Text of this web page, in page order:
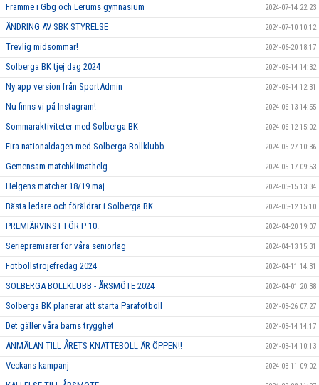
Framme i Gbg och Lerums gymnasium 2024-07-14 22:23
ÄNDRING AV SBK STYRELSE 2024-07-10 10:12
Trevlig midsommar! 2024-06-20 18:17
Solberga BK tjej dag 2024 2024-06-14 14:32
Ny app version från SportAdmin 2024-06-14 12:31
Nu finns vi på Instagram! 2024-06-13 14:55
Sommaraktiviteter med Solberga BK 2024-06-12 15:02
Fira nationaldagen med Solberga Bollklubb 2024-05-27 10:36
Gemensam matchklimathelg 2024-05-17 09:53
Helgens matcher 18/19 maj 2024-05-15 13:34
Bästa ledare och föräldrar i Solberga BK 2024-05-12 15:10
PREMIÄRVINST FÖR P 10. 2024-04-20 19:07
Seriepremiärer för våra seniorlag 2024-04-13 15:31
Fotbollströjefredag 2024 2024-04-11 14:31
SOLBERGA BOLLKLUBB - ÅRSMÖTE 2024 2024-04-01 20:38
Solberga BK planerar att starta Parafotboll 2024-03-26 07:27
Det gäller våra barns trygghet 2024-03-14 14:17
ANMÄLAN TILL ÅRETS KNATTEBOLL ÄR ÖPPEN!! 2024-03-14 10:13
Veckans kampanj 2024-03-11 09:02